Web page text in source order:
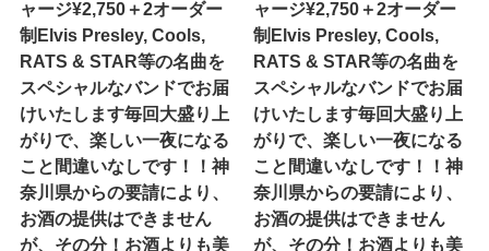
ャージ¥2,750＋2オーダー
制Elvis Presley, Cools,
RATS & STAR等の名曲を
スペシャルなバンドでお届
けいたします毎回大盛り上
がりで、楽しい一夜になる
こと間違いなしです！！神
奈川県からの要請により、
お酒の提供はできません
が、その分！お酒よりも美
ャージ¥2,750＋2オーダー
制Elvis Presley, Cools,
RATS & STAR等の名曲を
スペシャルなバンドでお届
けいたします毎回大盛り上
がりで、楽しい一夜になる
こと間違いなしです！！神
奈川県からの要請により、
お酒の提供はできません
が、その分！お酒よりも美